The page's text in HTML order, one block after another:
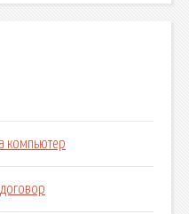
компьютер